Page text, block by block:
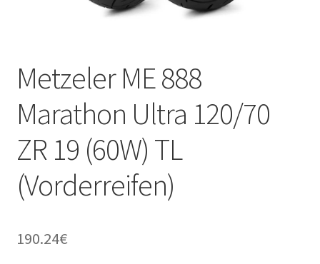
Metzeler ME 888
Marathon Ultra 120/70
ZR 19 (60W) TL
(Vorderreifen)
190.24€